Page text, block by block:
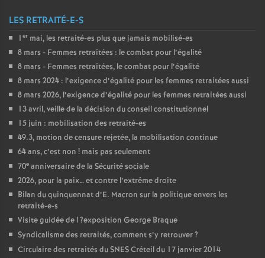
LES RETRAITÉ-E-S
1 er mai, les retraité-es plus que jamais mobilisé-es
8 mars - Femmes retraitées : le combat pour l’égalité
8 mars - Femmes retraitées, le combat pour l’égalité
8 mars 2024 : l’exigence d’égalité pour les femmes retraitées aussi
8 mars 2026, l’exigence d’égalité pour les femmes retraitées aussi
13 avril, veille de la décision du conseil constitutionnel
15 juin : mobilisation des retraité-es
49.3, motion de censure rejetée, la mobilisation continue
64 ans, c’est non ! mais pas seulement
70e anniversaire de la Sécurité sociale
2026, pour la paix… et contre l’extrême droite
Bilan du quinquennat d’E. Macron sur la politique envers les
retraité-e-s
Visite guidée de l?exposition George Braque
Syndicalisme des retraités, comment s’y retrouver?
Circulaire des retraités duSNESCréteil du 17 janvier 2014